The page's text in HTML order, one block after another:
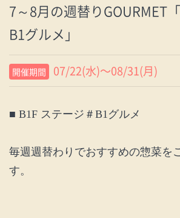
7～8月の週替りGOURMET
B1グルメ」
開催期間 07/22(水)〜08/31(月)
■ B1F ステージ＃B1グルメ
毎週週替わりでおすすめの惣菜を
す。